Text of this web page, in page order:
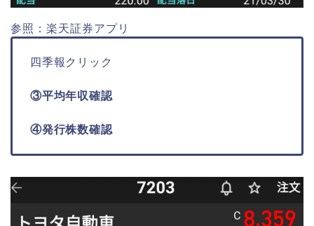
参照：楽天証券アプリ
四季報クリック
③平均年収確認
④発行株数確認